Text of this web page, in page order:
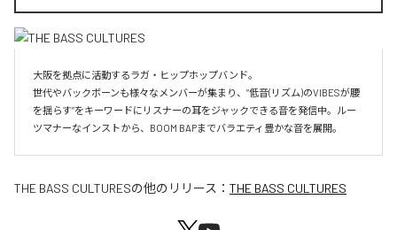
大阪を拠点に活動するラガ・ヒップホップバンド。
世代やバックボーンも様々なメンバーが集まり、”低音(リズム)のVIBESが腰
を揺らす”をキーワードにリスナーの耳をジャックできる音を発信中。ルー
ツマナーなインストから、BOOM BAPまでバラエティ豊かな音を展開。
THE BASS CULTURESの他のリリース： THE BASS CULTURES